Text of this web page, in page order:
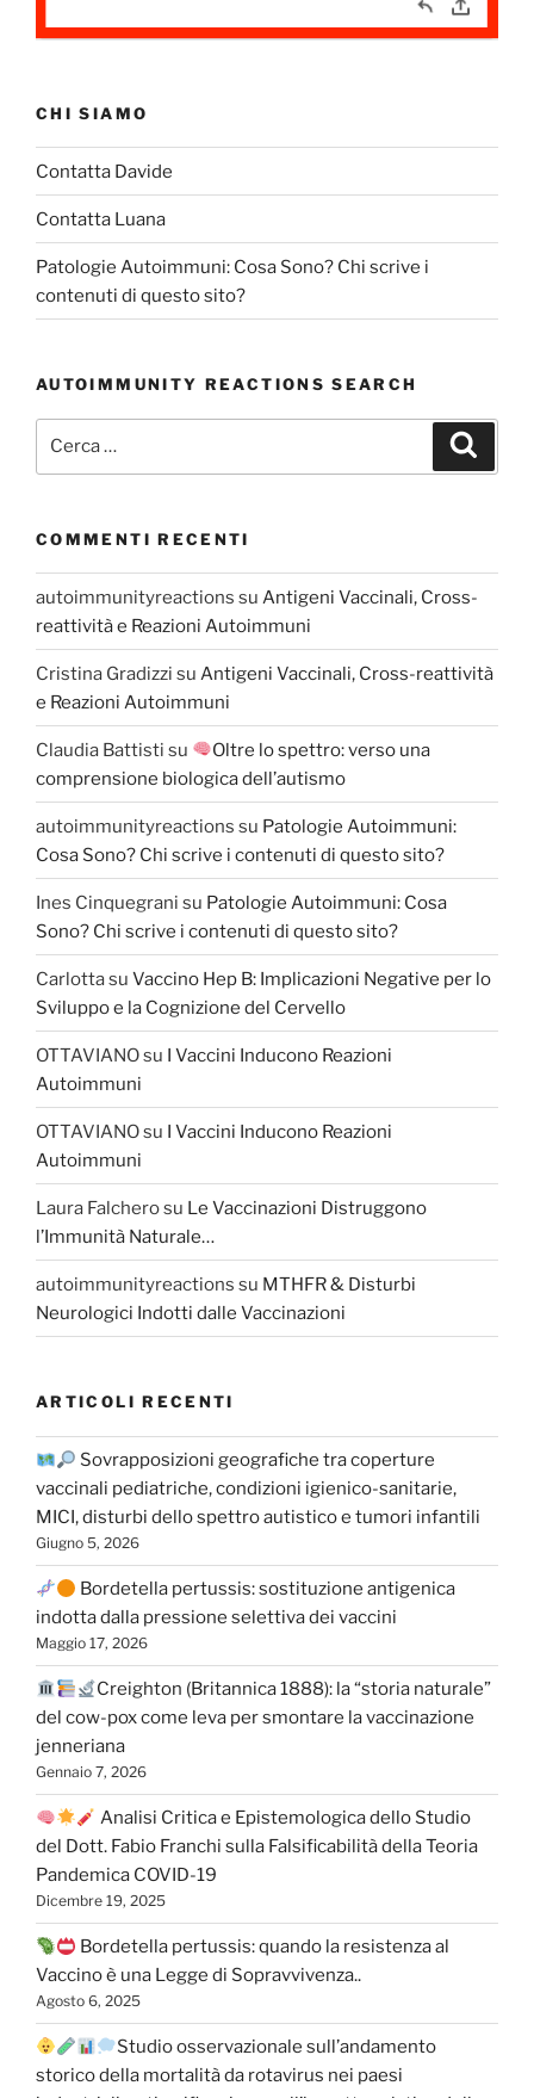
CHI SIAMO
Contatta Davide
Contatta Luana
Patologie Autoimmuni: Cosa Sono? Chi scrive i
contenuti di questo sito?
AUTOIMMUNITY REACTIONS SEARCH
COMMENTI RECENTI
autoimmunityreactions su Antigeni Vaccinali, Cross-
reattività e Reazioni Autoimmuni
Cristina Gradizzi su Antigeni Vaccinali, Cross-reattività
e Reazioni Autoimmuni
Claudia Battisti su
Oltre lo spettro: verso una
comprensione biologica dell’autismo
autoimmunityreactions su Patologie Autoimmuni:
Cosa Sono? Chi scrive i contenuti di questo sito?
Ines Cinquegrani su Patologie Autoimmuni: Cosa
Sono? Chi scrive i contenuti di questo sito?
Carlottasu Vaccino Hep B: Implicazioni Negative per lo
Sviluppo e la Cognizione del Cervello
OTTAVIANOsu I Vaccini Inducono Reazioni
Autoimmuni
OTTAVIANOsu I Vaccini Inducono Reazioni
Autoimmuni
Laura Falcherosu Le Vaccinazioni Distruggono
l’Immunità Naturale…
autoimmunityreactions su MTHFR & Disturbi
Neurologici Indotti dalle Vaccinazioni
ARTICOLI RECENTI
Sovrapposizioni geografiche tra coperture
vaccinali pediatriche, condizioni igienico-sanitarie,
MICI, disturbi dello spettro autistico e tumori infantili
Giugno 5, 2026
Bordetella pertussis: sostituzione antigenica
indotta dalla pressione selettiva dei vaccini
Maggio 17, 2026
Creighton (Britannica 1888): la “storia naturale”
del cow-pox come leva per smontare la vaccinazione
jenneriana
Gennaio 7, 2026
Analisi Critica e Epistemologica dello Studio
del Dott. Fabio Franchi sulla Falsificabilità della Teoria
Pandemica COVID-19
Dicembre 19, 2025
Bordetella pertussis: quando la resistenza al
Vaccino è una Legge di Sopravvivenza..
Agosto 6, 2025
Studio osservazionale sull’andamento
storico della mortalità da rotavirus nei paesi